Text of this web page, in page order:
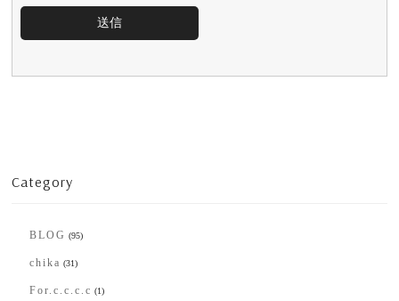
Category
BLOG (95)
chika (31)
For.c.c.c.c (1)